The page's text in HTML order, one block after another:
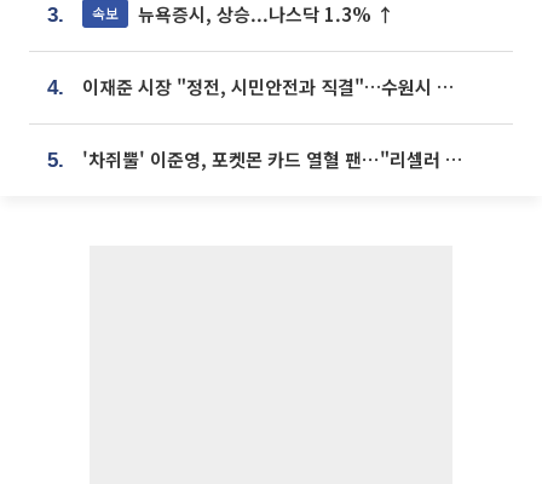
3. 속보 뉴욕증시, 상승...나스닥 1.3% ↑
4. 이재준 시장 "정전, 시민안전과 직결"…수원시 비상대응체계 가동
5. '차쥐뿔' 이준영, 포켓몬 카드 열혈 팬⋯"리셀러 처단할 것"